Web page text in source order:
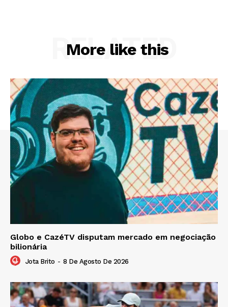
More like this
RELATED
Globo e CazéTV disputam mercado em negociação
bilionária
Jota Brito - 8 De Agosto De 2026